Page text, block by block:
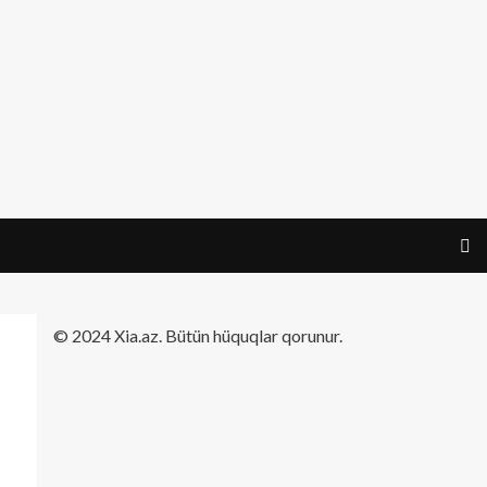
​© 2024 Xia.az. Bütün hüquqlar qorunur.